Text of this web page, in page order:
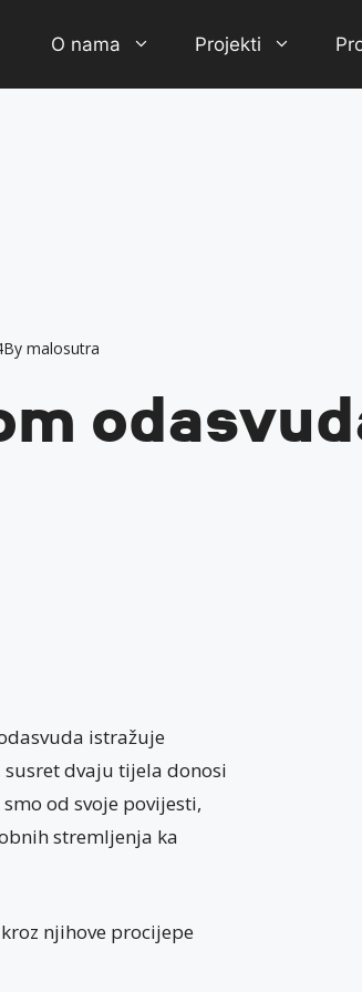
O nama Projekti
By malosutra
istražuje
dvaju tijela donosi
od svoje povijesti,
stremljenja ka
njihove procijepe